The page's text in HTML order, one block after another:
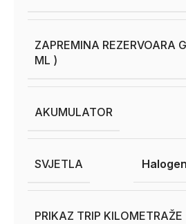
ZAPREMINA REZERVOARA
ML )
AKUMULATOR
SVJETLA
PRIKAZ TRIP KILOMETRAŽE